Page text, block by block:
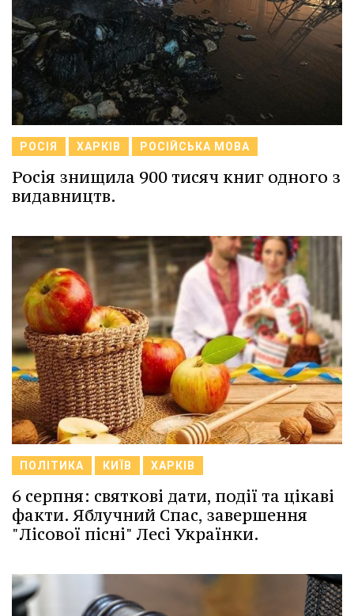
РОСІЯ ХАРКІВ РОСІЙСЬКА МОВА
Росія знищила 900 тисяч книг одного з
видавництв.
ПОЛІТИКА КИЇВ ХАРКІВ
6 серпня: святкові дати, події та цікаві
факти. Яблучний Спас, завершення
"Лісової пісні" Лесі Українки.